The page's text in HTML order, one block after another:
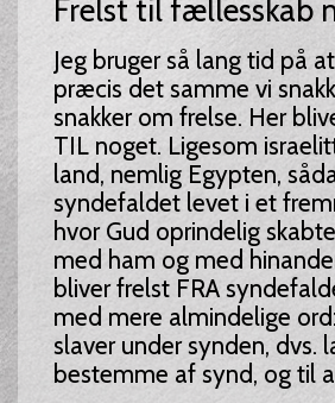
Frelst til fællesskab
Jeg bruger så lang tid på
præcis det samme vi
snakker om frelse. Her
TIL noget. Ligesom
land, nemlig Egypten,
syndefaldet levet i et
hvor Gud oprindelig
med ham og med
bliver frelst FRA
med mere almindelige
slaver under synden, dvs.
bestemme af synd, og til